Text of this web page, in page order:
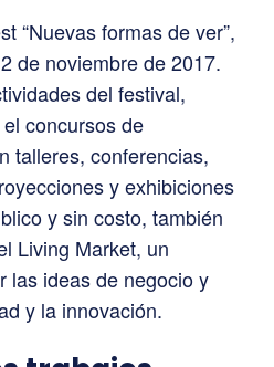
“Nuevas formas de ver”,
de noviembre de 2017.
del festival,
concursos de
talleres, conferencias,
y exhibiciones
y sin costo, también
Living Market, un
las ideas de negocio y
y la innovación.